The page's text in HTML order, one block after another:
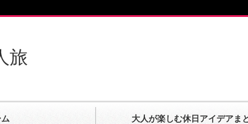
旅
大人が楽しむ休日アイデアま